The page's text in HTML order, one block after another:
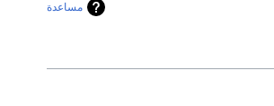
مساعدة